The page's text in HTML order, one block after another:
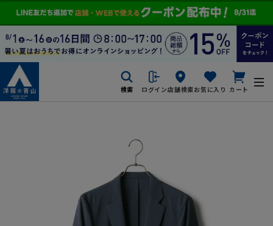
検索 ログイン店舗検索お気に入り カート